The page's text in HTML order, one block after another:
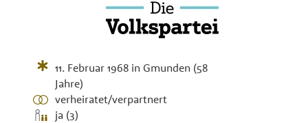
11. Februar 1968 inGmunden (58
Jahre)
verheiratet/verpartnert
ja (3)